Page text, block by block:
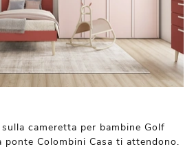
cameretta per bambine Golf
ponte Colombini Casa ti attendono.